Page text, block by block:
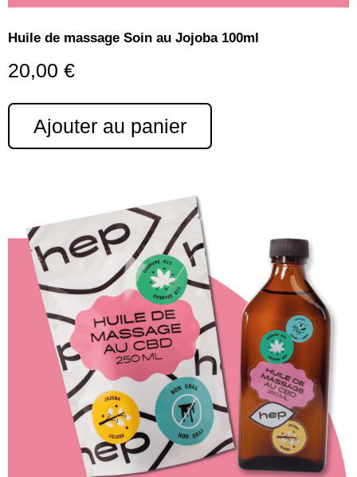
Huile de massage Soin au Jojoba 100ml
20,00 €
Ajouter au panier